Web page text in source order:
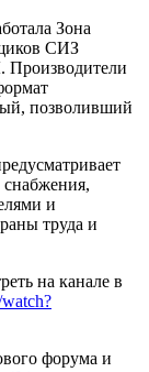
Зона
СИЗ
Производители
позволивший
снабжения,
и
труда и
на канале в
форума и